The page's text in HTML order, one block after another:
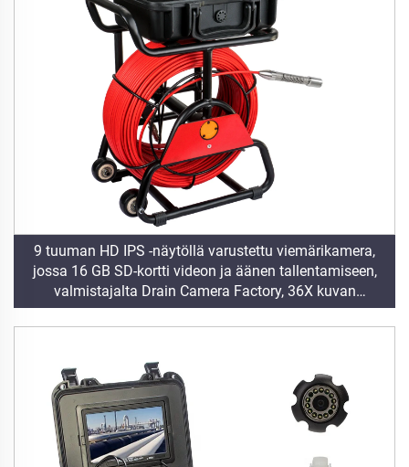
9 tuuman HD IPS -näytöllä varustettu viemärikamera,
jossa 16 GB SD-kortti videon ja äänen tallentamiseen,
valmistajalta Drain Camera Factory, 36X kuvan
suurennin